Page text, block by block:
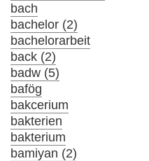
bach
bachelor (2)
bachelorarbeit
back (2)
badw (5)
bafög
bakcerium
bakterien
bakterium
bamiyan (2)